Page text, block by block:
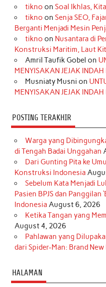
b
o
k
a
r
a
m
o
k
e
r
e
s
t
d
I
tikno on Soal Ikhlas,
tikno on Senja SEO,
Berganti Menjadi Mesin
tikno on Nusantara di
Konstruksi Maritim, Laut
Amril Taufik Gobel on
MENYISAKAN JEJAK
Musniaty Musni on
MENYISAKAN JEJAK
POSTING TERAKHIR
Warga yang
di Tengah Badai Unggahan
Dari Gunting Pita ke
Konstruksi Indonesia
Sebelum Kata Menjadi
Pasien BPJS dan Panggilan
Indonesia August 6, 2026
Ketika Tangan yang
August 4, 2026
Pahlawan yang
dari Spider-Man: Brand New
HALAMAN